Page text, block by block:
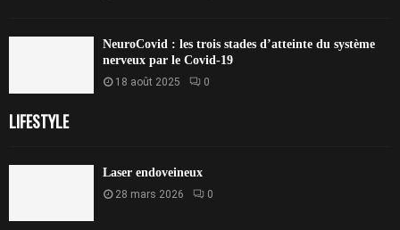
NeuroCovid : les trois stades d’atteinte du système
nerveux par le Covid-19
18 août 2025 0
LIFESTYLE
Laser endoveineux
28 mars 2026 0